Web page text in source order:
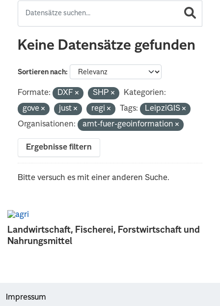
Landwirtschaft, Fischerei, Forstwirtschaft und
Nahrungsmittel
Keine Datensätze gefunden
Sortieren nach
Formate: DXF SHP
Kategorien:
gove
just regi Tags:
LeipziGIS
Organisationen:
amt-fuer-geoinformation
Ergebnisse filtern
Bitte versuch es mit einer anderen Suche.
Impressum